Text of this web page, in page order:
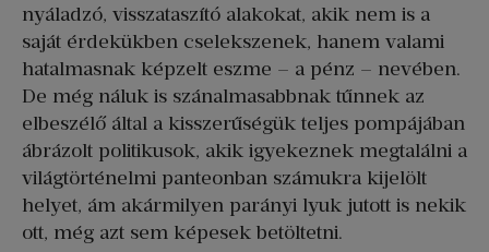
nyáladzó, visszataszító alakokat, akik nem is a
saját érdekükben cselekszenek, hanem valami
hatalmasnak képzelt eszme – a pénz – nevében.
De még náluk is szánalmasabbnak tűnnek az
elbeszélő által a kisszerűségük teljes pompájában
ábrázolt politikusok, akik igyekeznek megtalálni a
világtörténelmi panteonban számukra kijelölt
helyet, ám akármilyen parányi lyuk jutott is nekik
ott, még azt sem képesek betöltetni.